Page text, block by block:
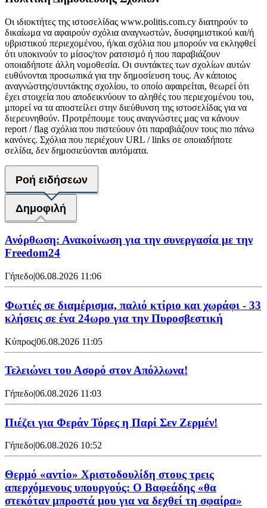
Οι ιδιοκτήτες της ιστοσελίδας www.politis.com.cy διατηρούν το
δικαίωμα να αφαιρούν σχόλια αναγνωστών, δυσφημιστικού και/ή
υβριστικού περιεχομένου, ή/και σχόλια που μπορούν να εκληφθεί
ότι υποκινούν το μίσος/τον ρατσισμό ή που παραβιάζουν
οποιαδήποτε άλλη νομοθεσία. Οι συντάκτες των σχολίων αυτών
ευθύνονται προσωπικά για την δημοσίευση τους. Αν κάποιος
αναγνώστης/συντάκτης σχολίου, το οποίο αφαιρείται, θεωρεί ότι
έχει στοιχεία που αποδεικνύουν το αληθές του περιεχομένου του,
μπορεί να τα αποστείλει στην διεύθυνση της ιστοσελίδας για να
διερευνηθούν. Προτρέπουμε τους αναγνώστες μας να κάνουν
report / flag σχόλια που πιστεύουν ότι παραβιάζουν τους πιο πάνω
κανόνες. Σχόλια που περιέχουν URL / links σε οποιαδήποτε
σελίδα, δεν δημοσιεύονται αυτόματα.
Ροή ειδήσεων
Δημοφιλή
Ανόρθωση: Ανακοίνωση για την συνεργασία με την
Freedom24
Γήπεδο|06.08.2026 11:06
Φωτιές σε διαμέρισμα, παλιό κτίριο και χωράφι - 33
κλήσεις σε ένα 24ωρο για την Πυροσβεστική
Κύπρος|06.08.2026 11:05
Τελειώνει του Ασορό στον Απόλλωνα!
Γήπεδο|06.08.2026 11:03
Πιέζει για Φεράν Τόρες η Παρί Σεν Ζερμέν!
Γήπεδο|06.08.2026 10:52
Θερμό «αντίο» Χριστοδουλίδη στους τρεις
απερχόμενους υπουργούς: Ο Βαφεάδης «θα
στεκόταν μπροστά μου για να δεχθεί τη σφαίρα»